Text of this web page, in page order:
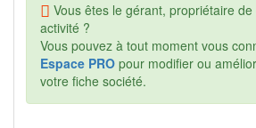
Vous êtes le gérant, propriétaire
activité ?
Vous pouvez à tout moment vous
Espace PRO pour modifier ou
votre fiche société.